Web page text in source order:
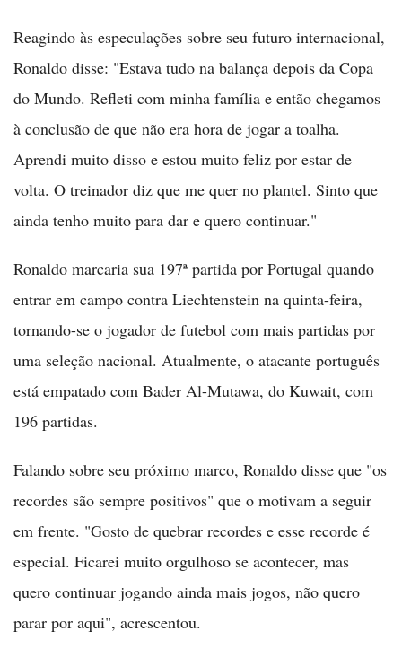
Reagindo às especulações sobre seu futuro internacional,
Ronaldo disse: "Estava tudo na balança depois da Copa
do Mundo. Refleti com minha família e então chegamos
à conclusão de que não era hora de jogar a toalha.
Aprendi muito disso e estou muito feliz por estar de
volta. O treinador diz que me quer no plantel. Sinto que
ainda tenho muito para dar e quero continuar."
Ronaldo marcaria sua 197ª partida por Portugal quando
entrar em campo contra Liechtenstein na quinta-feira,
tornando-se o jogador de futebol com mais partidas por
uma seleção nacional. Atualmente, o atacante português
está empatado com Bader Al-Mutawa, do Kuwait, com
196 partidas.
Falando sobre seu próximo marco, Ronaldo disse que "os
recordes são sempre positivos" que o motivam a seguir
em frente. "Gosto de quebrar recordes e esse recorde é
especial. Ficarei muito orgulhoso se acontecer, mas
quero continuar jogando ainda mais jogos, não quero
parar por aqui", acrescentou.